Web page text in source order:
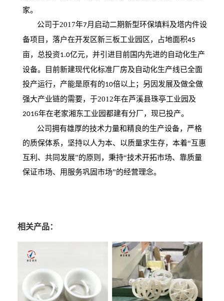
家。
公司于2017年7 月启动二期新型环保填料及塔内件设
备项目，落户在开发区新三板工业园区，占地面积45
亩，总投资1.0亿元，并引进目前国内先进的自动化生产
设备。目前新建现代化标准厂房及自动化生产线已全面
投产运行，产能是原有的10倍以上； 另因发展及做全做
强大产业链的需要，于2012年在芦溪县珠亭工业园及
2016年在老家湘东工业园都建有分厂，现已投产。
公司拥有雄厚的技术力量和精良的生产设备，严格
的质保体系，坚持以人为本、以质量求生存，本着“互惠
互利、共同发展”的原则，秉持“技术开拓市场、靠质量
保证市场、用服务巩固市场”的经营理念。
相关产品：